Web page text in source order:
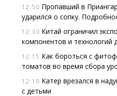
12:50 Пропавший в
ударился о сопку.
12:30 Китай ограничил
компонентов и технологий
12:15 Как бороться с
томатов во время сбора
12:10 Катер врезался в
с детьми